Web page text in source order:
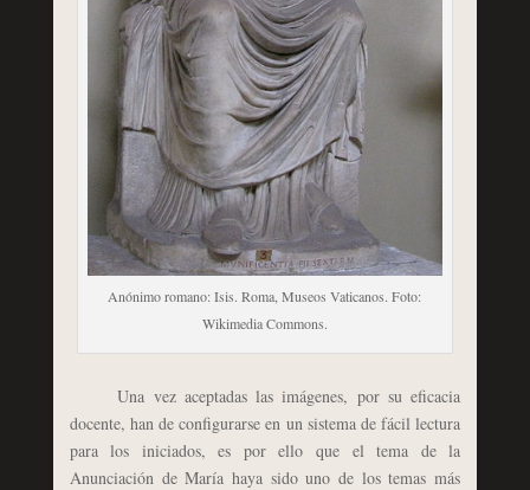
Anónimo romano: Isis. Roma, Museos Vaticanos. Foto:
Wikimedia Commons.
Una vez aceptadas las imágenes, por su eficacia
docente, han de configurarse en un sistema de fácil lectura
para los iniciados, es por ello que el tema de la
Anunciación de María haya sido uno de los temas más